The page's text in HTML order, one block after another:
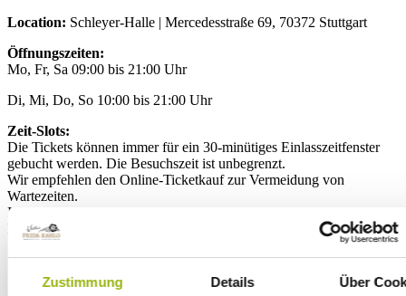
Zustimmung Details Über
Location: Schleyer-Halle | Mercedesstraße 69, 70372 Stuttgart
Öffnungszeiten:
Mo, Fr, Sa 09:00 bis 21:00 Uhr
Di, Mi, Do, So 10:00 bis 21:00 Uhr
Zeit-Slots:
Die Tickets können immer für ein 30-minütiges Einlasszeitfenster
gebucht werden. Die Besuchszeit ist unbegrenzt.
Wir empfehlen den Online-Ticketkauf zur Vermeidung von
Wartezeiten.
Ist ein Zeitslot im Online-Shop ausverkauft, sind leider auch vor Ort
keine Tickets mehr verfügbar.